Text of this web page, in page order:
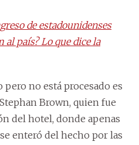
de estadounidenses
país? Lo que dice la
no está procesado es
Brown, quien fue
del hotel, donde apenas
enteró del hecho por las